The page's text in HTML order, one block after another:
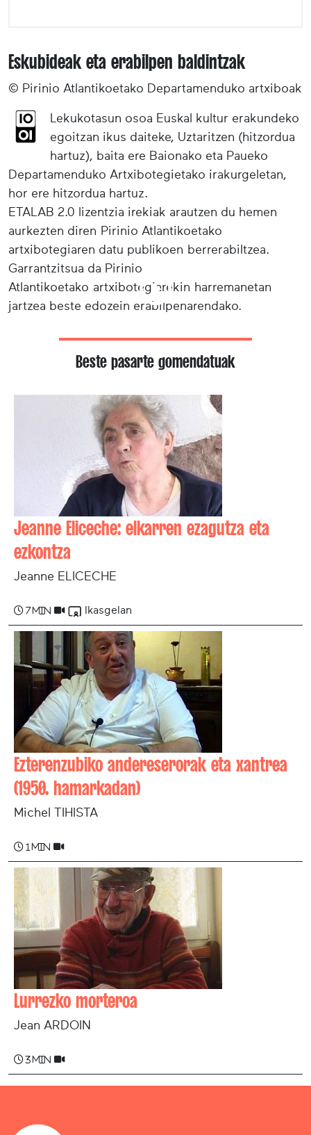
Eskubideak eta erabilpen baldintzak
© Pirinio Atlantikoetako Departamenduko artxiboak
Lekukotasun osoa Euskal kultur erakundeko
egoitzan ikus daiteke, Uztaritzen (hitzordua
hartuz), baita ere Baionako eta Paueko
Departamenduko Artxibotegietako irakurgeletan,
hor ere hitzordua hartuz.
ETALAB 2.0 lizentzia irekiak arautzen du hemen
aurkezten diren Pirinio Atlantikoetako
artxibotegiaren datu publikoen berrerabiltzea.
Garrantzitsua da Pirinio
Atlantikoetako artxibotegiarekin harremanetan
jartzea beste edozein erabilpenarendako.
Beste pasarte gomendatuak
Jeanne Eliceche: elkarren ezagutza eta
ezkontza
Jeanne ELICECHE
7 min Ikasgelan
Ezterenzubiko andereserorak eta xantrea
(1950. hamarkadan)
Michel TIHISTA
1 min
Lurrezko morteroa
Jean ARDOIN
3 min